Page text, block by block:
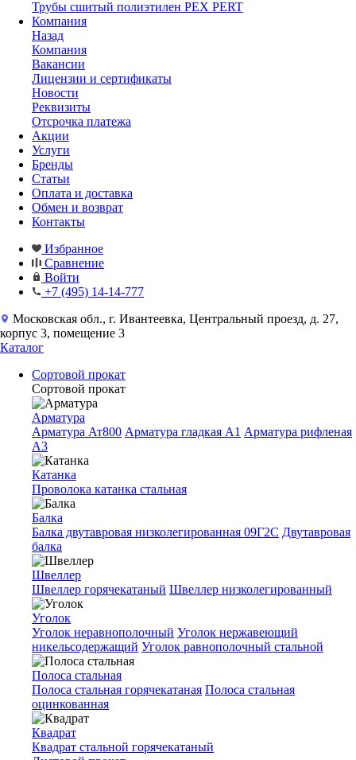
Трубы сшитый полиэтилен PEX PERT
Компания
Назад
Компания
Вакансии
Лицензии и сертификаты
Новости
Реквизиты
Отсрочка платежа
Акции
Услуги
Бренды
Статьи
Оплата и доставка
Обмен и возврат
Контакты
Избранное
Сравнение
Войти
+7 (495) 14-14-777
Московская обл., г. Ивантеевка, Центральный проезд, д. 27,
корпус 3, помещение 3
Каталог
Сортовой прокат
Сортовой прокат
Арматура
Арматура Ат800 Арматура гладкая A1 Арматура рифленая
A3
Катанка
Проволока катанка стальная
Балка
Балка двутавровая низколегированная 09Г2С Двутавровая
балка
Швеллер
Швеллер горячекатаный Швеллер низколегированный
Уголок
Уголок неравнополочный Уголок нержавеющий
никельсодержащий Уголок равнополочный стальной
Полоса стальная
Полоса стальная горячекатаная Полоса стальная
оцинкованная
Квадрат
Квадрат стальной горячекатаный